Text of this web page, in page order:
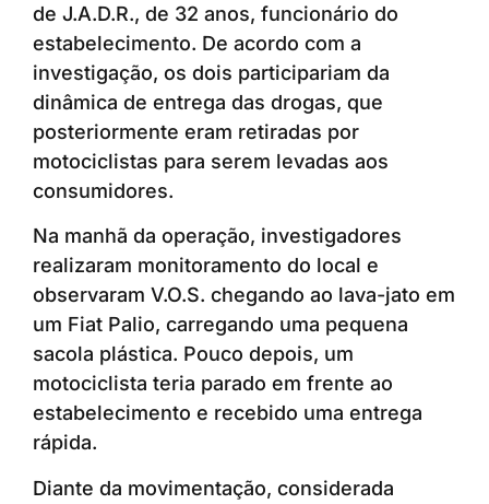
de J.A.D.R., de 32 anos, funcionário do
estabelecimento. De acordo com a
investigação, os dois participariam da
dinâmica de entrega das drogas, que
posteriormente eram retiradas por
motociclistas para serem levadas aos
consumidores.
Na manhã da operação, investigadores
realizaram monitoramento do local e
observaram V.O.S. chegando ao lava-jato em
um Fiat Palio, carregando uma pequena
sacola plástica. Pouco depois, um
motociclista teria parado em frente ao
estabelecimento e recebido uma entrega
rápida.
Diante da movimentação, considerada